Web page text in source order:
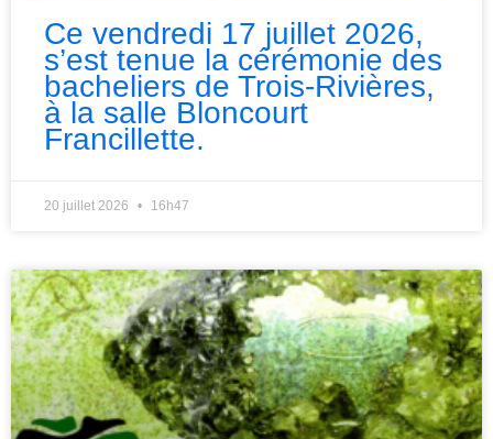
Ce vendredi 17 juillet 2026,
s’est tenue la cérémonie des
bacheliers de Trois-Rivières,
à la salle Bloncourt
Francillette.
20 juillet 2026 16h47